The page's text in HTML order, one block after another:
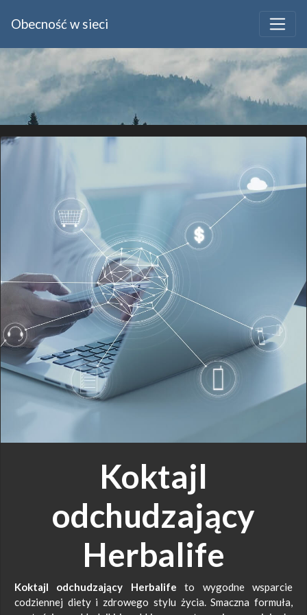
Obecność w sieci
Koktajl
odchudzający
Herbalife
Koktajl odchudzający Herbalife to wygodne wsparcie
codziennej diety i zdrowego stylu życia. Smaczna formuła,